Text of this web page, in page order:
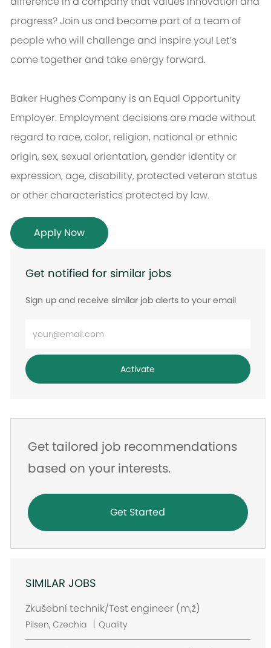
progress? Join us and become part of a team of
people who will challenge and inspire you! Let’s
come together and take energy forward.
Baker Hughes Company is an Equal Opportunity
Employer. Employment decisions are made without
regard to race, color, religion, national or ethnic
origin, sex, sexual orientation, gender identity or
expression, age, disability, protected veteran status
or other characteristics protected by law.
Apply Now
Get notified for similar jobs
Sign up and receive similar job alerts to your email
Email
address
Activate
Get tailored job recommendations
based on your interests.
Get Started
SIMILAR JOBS
Zkušební technik/Test engineer (m,ž)
L
o
Pilsen, Czechia Quality